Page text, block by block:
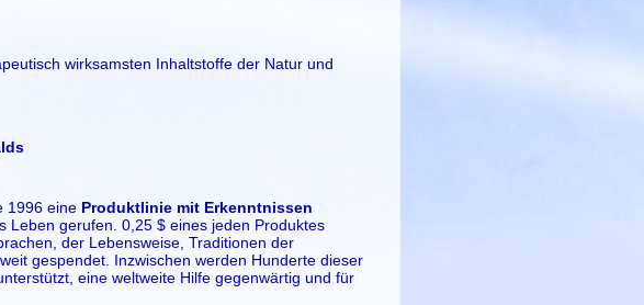
wirksamsten Inhaltstoffe der Natur und
1996 eine Produktlinie mit Erkenntnissen
Leben gerufen. 0,25 $ eines jeden Produktes
der Lebensweise, Traditionen der
gespendet. Inzwischen werden Hunderte dieser
eine weltweite Hilfe gegenwärtig und für